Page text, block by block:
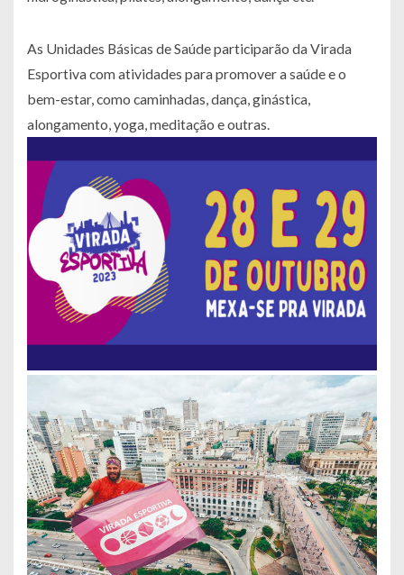
As Unidades Básicas de Saúde participarão da Virada
Esportiva com atividades para promover a saúde e o
bem-estar, como caminhadas, dança, ginástica,
alongamento, yoga, meditação e outras.